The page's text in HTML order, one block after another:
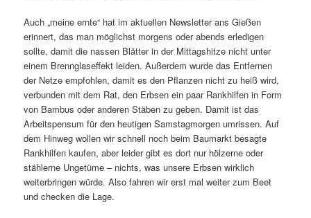
Auch „meine ernte“ hat im aktuellen Newsletter ans Gießen
erinnert, das man möglichst morgens oder abends erledigen
sollte, damit die nassen Blätter in der Mittagshitze nicht unter
einem Brennglaseffekt leiden. Außerdem wurde das Entfernen
der Netze empfohlen, damit es den Pflanzen nicht zu heiß wird,
verbunden mit dem Rat, den Erbsen ein paar Rankhilfen in Form
von Bambus oder anderen Stäben zu geben. Damit ist das
Arbeitspensum für den heutigen Samstagmorgen umrissen. Auf
dem Hinweg wollen wir schnell noch beim Baumarkt besagte
Rankhilfen kaufen, aber leider gibt es dort nur hölzerne oder
stählerne Ungetüme – nichts, was unsere Erbsen wirklich
weiterbringen würde. Also fahren wir erst mal weiter zum Beet
und checken die Lage.